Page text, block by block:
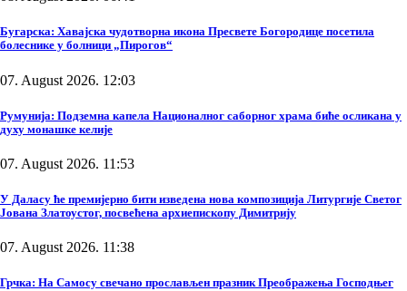
Бугарска: Хавајска чудотворна икона Пресвете Богородице посетила
болеснике у болници „Пирогов“
07. August 2026. 12:03
Румунија: Подземна капела Националног саборног храма биће осликана у
духу монашке келије
07. August 2026. 11:53
У Даласу ће премијерно бити изведена нова композиција Литургије Светог
Јована Златоустог, посвећена архиепископу Димитрију
07. August 2026. 11:38
Грчка: На Самосу свечано прослављен празник Преображења Господњег